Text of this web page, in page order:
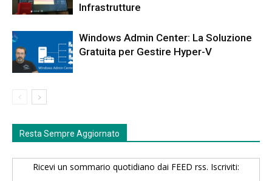
Infrastrutture
Windows Admin Center: La Soluzione
Gratuita per Gestire Hyper-V
Resta Sempre Aggiornato
Ricevi un sommario quotidiano dai FEED rss. Iscriviti: